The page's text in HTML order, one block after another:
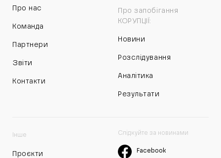
Про нас
Команда
Партнери
Звіти
Контакти
Про запобігання
КОРУПЦІЇ:
Новини
Розслідування
Аналітика
Результати
Інше
Проєкти
Слідкуйте за новинами
Facebook